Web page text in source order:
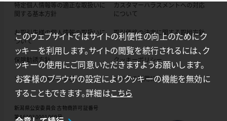
特定個人情報等の適正な取扱いに
関する基本方針
カスタマーハラスメントへの対応
について
お取引先様の個人情報の取扱いに
ついて
取引価格の決定に関する取組方針
保険勧誘方針 クッキーポリシー
ソーシャルメディアポリシー サイトの利用について
新潟県公安委員会 古物商許可証番号
第461030001069号
このウェブサイトではサイトの利便性の向上のためにク
ッキーを利用します。サイトの閲覧を続行されるには、ク
ッキーの使用にご同意いただきますようお願いします。
お客様のブラウザの設定によりクッキーの機能を無効に
することもできます。詳細はこちら